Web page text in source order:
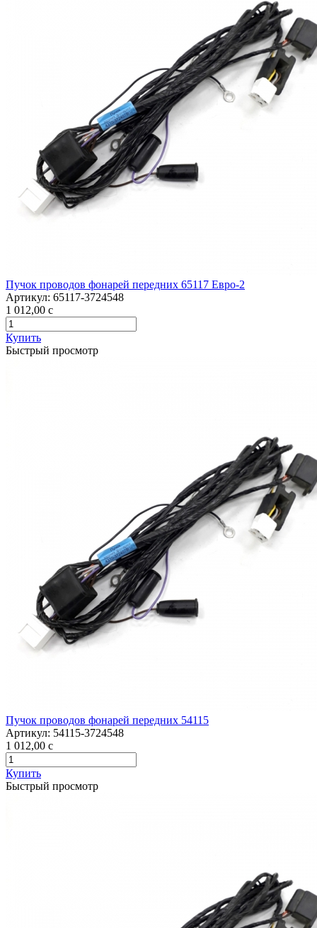
Пучок проводов фонарей передних 65117 Евро-2
Артикул: 65117-3724548
1 012,00 c
Купить
Быстрый просмотр
Пучок проводов фонарей передних 54115
Артикул: 54115-3724548
1 012,00 c
Купить
Быстрый просмотр